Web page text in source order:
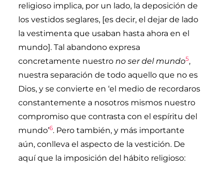
religioso implica, por un lado, la deposición de
los vestidos seglares, [es decir, el dejar de lado
la vestimenta que usaban hasta ahora en el
mundo]. Tal abandono expresa
concretamente nuestro no ser del mundo5,
nuestra separación de todo aquello que no es
Dios, y se convierte en ‘el medio de recordaros
constantemente a nosotros mismos nuestro
compromiso que contrasta con el espíritu del
mundo’6. Pero también, y más importante
aún, conlleva el aspecto de la vestición. De
aquí que la imposición del hábito religioso: